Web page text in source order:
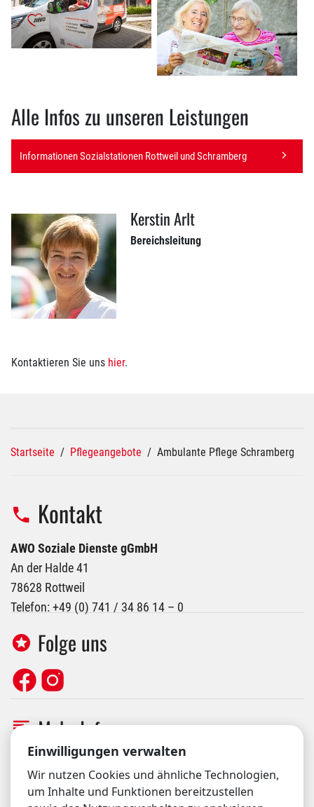
Alle Infos zu unseren Leistungen
Informationen Sozialstationen Rottweil und Schramberg
Kerstin Arlt
Bereichsleitung
Kontaktieren Sie uns hier.
Startseite / Pflegeangebote / Ambulante Pflege Schramberg
Kontakt
AWO Soziale Dienste gGmbH
An der Halde 41
78628 Rottweil
Telefon: +49 (0) 741 / 34 86 14 – 0
Folge uns
Mehr Info
Orgavision Login
Hinweisgebersystem
Datenschutzerklärung
Cookie-Einstellungen
Einwilligungen verwalten
Wir nutzen Cookies und ähnliche Technologien,
um Inhalte und Funktionen bereitzustellen